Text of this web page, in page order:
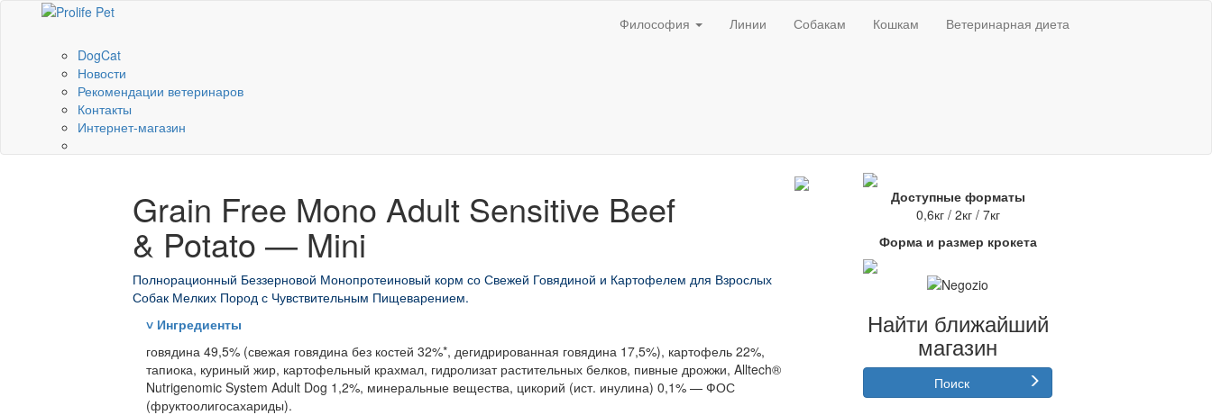
Философия Линии Собакам Кошкам
Ветеринарная диета
DogCat
Новости
Рекомендации ветеринаров
Контакты
Интернет-магазин
Grain Free Mono Adult Sensitive Beef
& Potato — Mini
Полнорационный Беззерновой Монопротеиновый корм со Свежей Говядиной и Картофелем для Взрослых
Собак Мелких Пород с Чувствительным Пищеварением.
˅ Ингредиенты
говядина 49,5% (свежая говядина без костей 32%*, дегидрированная говядина 17,5%), картофель 22%,
тапиока, куриный жир, картофельный крахмал, гидролизат растительных белков, пивные дрожжи, Alltech®
Nutrigenomic System Adult Dog 1,2%, минеральные вещества, цикорий (ист. инулина) 0,1% — ФОС
(фруктоолигосахариды).
Доступные форматы
0,6кг / 2кг / 7кг
Форма и размер крокета
Найти ближайший
магазин
Поиск